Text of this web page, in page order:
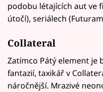
podobu létajících aut ve
útočí), seriálech
Collateral
Zatímco Pátý element je
fantazií, taxikář v
náročnější. Mrazivé